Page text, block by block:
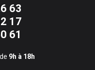
63
17
61
9h à 18h